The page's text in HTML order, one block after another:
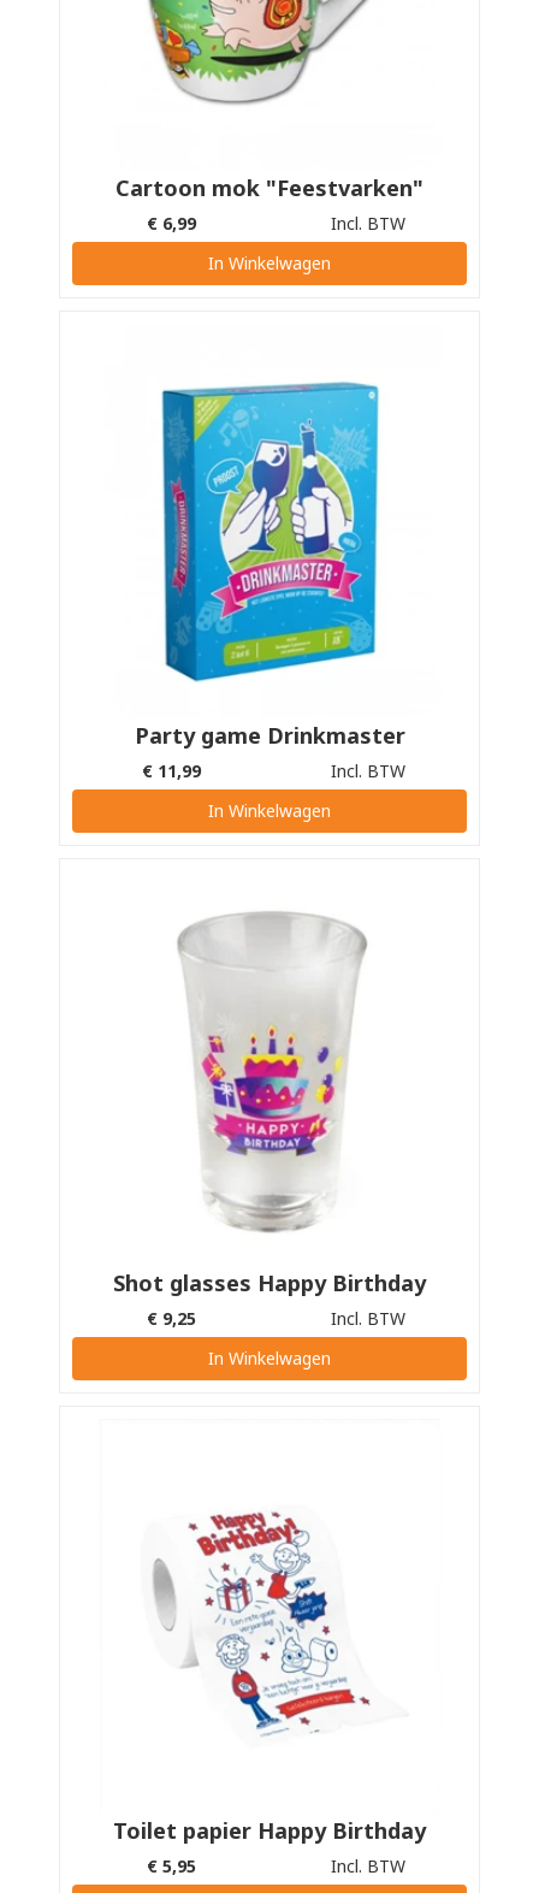
Cartoon mok "Feestvarken"
€ 6,99
Incl. BTW
In Winkelwagen
Party game Drinkmaster
€ 11,99
Incl. BTW
In Winkelwagen
Shot glasses Happy Birthday
€ 9,25
Incl. BTW
In Winkelwagen
Toilet papier Happy Birthday
€ 5,95
Incl. BTW